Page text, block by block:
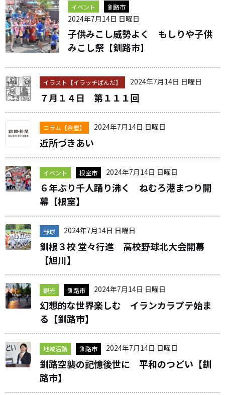
イベント 釧路市
2024年7月14日 日曜日
子供みこし威勢よく もしりや子供
みこし祭【釧路市】
イラスト【イラッチぱんだ】 2024年7月14日 日曜日
７月１４日 第１１１回
コラム【余塵】 2024年7月14日 日曜日
近所づきあい
イベント 根室市 2024年7月14日 日曜日
６年ぶり千人踊り沸く ねむろ港まつり開
幕【根室】
野球 2024年7月14日 日曜日
釧根３校 堂々行進 高校野球北大会開幕
【旭川】
観光 釧路市 2024年7月14日 日曜日
幻想的な世界楽しむ イランカラプテ始ま
る【釧路市】
地域活動 釧路市 2024年7月14日 日曜日
釧路空襲の記憶後世に 平和のつどい【釧
路市】